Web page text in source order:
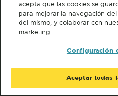
acepta que las cookies se
para mejorar la navegación del
del mismo, y colaborar con
marketing.
Configuración
Aceptar todas